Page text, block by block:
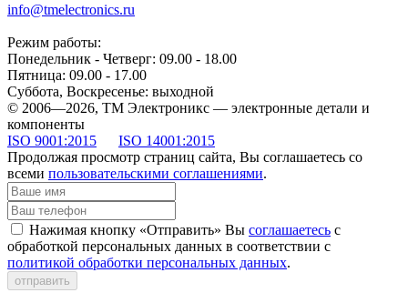
info@tmelectronics.ru
Режим работы:
Понедельник - Четверг: 09.00 - 18.00
Пятница: 09.00 - 17.00
Суббота, Воскресенье: выходной
© 2006—2026, ТМ Электроникс — электронные детали и
компоненты
ISO 9001:2015
ISO 14001:2015
Продолжая просмотр страниц сайта, Вы соглашаетесь со
всеми пользовательскими соглашениями.
Нажимая кнопку «Отправить» Вы соглашаетесь с
обработкой персональных данных в соответствии с
политикой обработки персональных данных.
отправить